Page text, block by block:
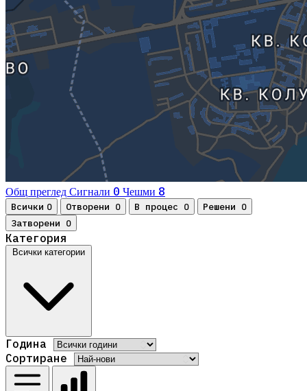
Общ преглед Сигнали 0 Чешми 8
Всички 0 Отворени 0 В процес 0 Решени 0
Затворени 0
Категория
Всички категории
Година
Сортиране